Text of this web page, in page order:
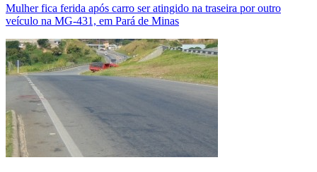
Mulher fica ferida após carro ser atingido na traseira por outro
veículo na MG-431, em Pará de Minas